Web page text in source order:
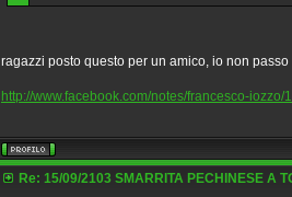
ragazzi posto questo per un amico, io non
http://www.facebook.com/notes/francesco-
Re: 15/09/2103 SMARRITA PECHINESE A